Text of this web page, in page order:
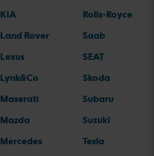
KIA
Land Rover
Lexus
Lynk&Co
Maserati
Mazda
Mercedes
Rolls-Royce
Saab
SEAT
Skoda
Subaru
Suzuki
Tesla